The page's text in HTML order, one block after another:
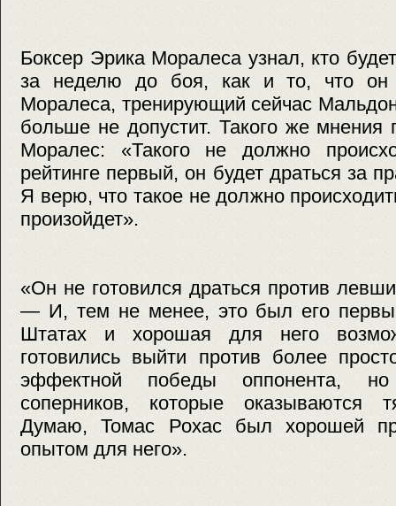
Боксер Эрика Моралеса узнал, кто
за неделю до боя, как и то, что он
Моралеса, тренирующий сейчас
больше не допустит. Такого же мнения
Моралес: «Такого не должно
рейтинге первый, он будет драться за
Я верю, что такое не должно
произойдет».
«Он не готовился драться против
— И, тем не менее, это был его
Штатах и хорошая для него
готовились выйти против более
эффектной победы оппонента,
соперников, которые оказываются
Думаю, Томас Рохас был хорошей
опытом для него».